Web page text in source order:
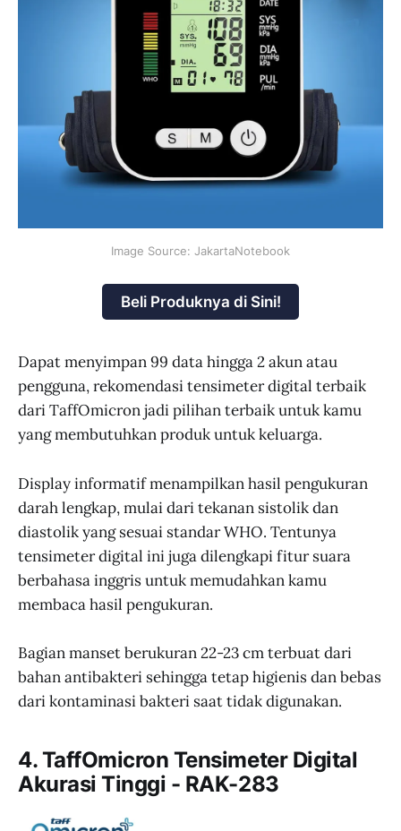
Image Source: JakartaNotebook
Beli Produknya di Sini!
Dapat menyimpan 99 data hingga 2 akun atau
pengguna, rekomendasi tensimeter digital terbaik
dari TaffOmicron jadi pilihan terbaik untuk kamu
yang membutuhkan produk untuk keluarga.
Display informatif menampilkan hasil pengukuran
darah lengkap, mulai dari tekanan sistolik dan
diastolik yang sesuai standar WHO. Tentunya
tensimeter digital ini juga dilengkapi fitur suara
berbahasa inggris untuk memudahkan kamu
membaca hasil pengukuran.
Bagian manset berukuran 22-23 cm terbuat dari
bahan antibakteri sehingga tetap higienis dan bebas
dari kontaminasi bakteri saat tidak digunakan.
4. TaffOmicron Tensimeter Digital
Akurasi Tinggi - RAK-283